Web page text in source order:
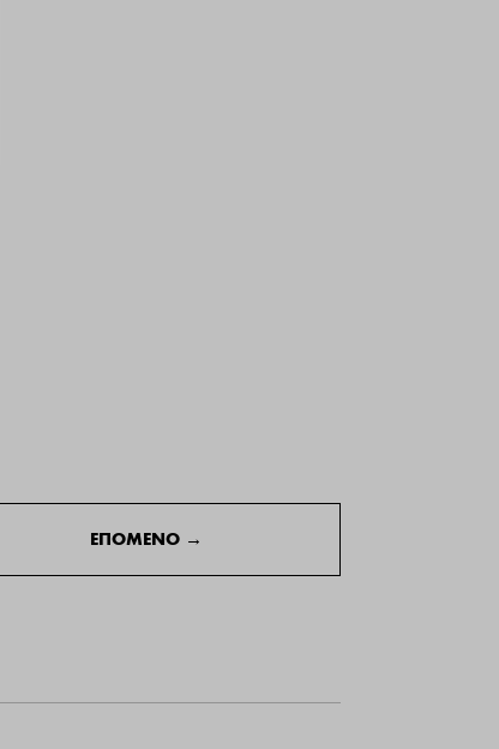
ΕΠΟΜΕΝΟ →